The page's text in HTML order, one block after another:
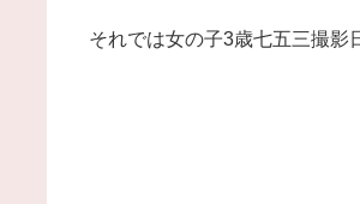
それでは女の子3歳七五三撮影